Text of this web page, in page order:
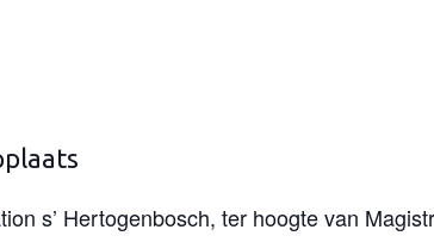
s’ Hertogenbosch, ter hoogte van